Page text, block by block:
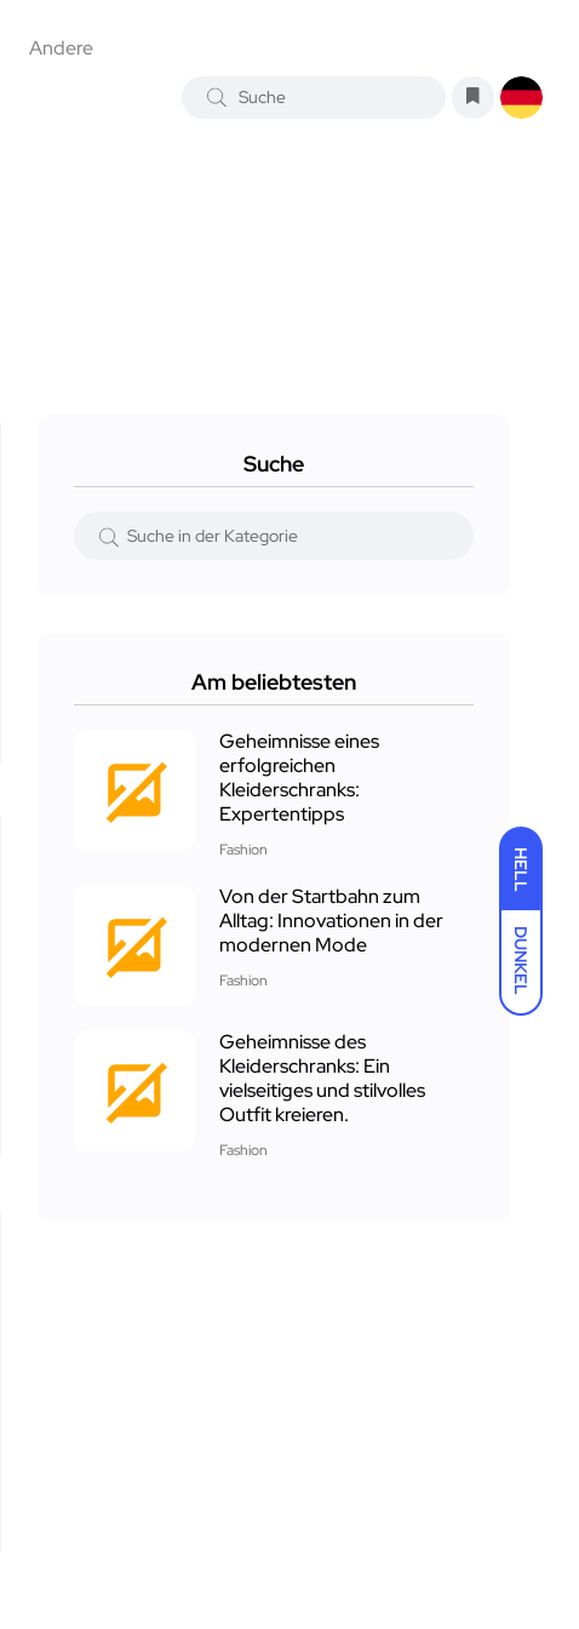
HELL
DUNKEL
Andere
Suche
Am beliebtesten
Geheimnisse eines
erfolgreichen
Kleiderschranks:
Expertentipps
Fashion
Von der Startbahn zum
Alltag: Innovationen in der
modernen Mode
Fashion
Geheimnisse des
Kleiderschranks: Ein
vielseitiges und stilvolles
Outfit kreieren.
Fashion